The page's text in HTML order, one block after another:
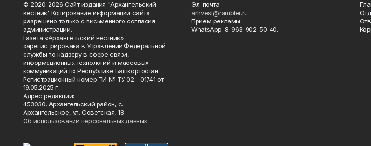
© 2020-2026 Сайт издания "Архангельский
вестник" Копирование информации сайта
разрешено только с письменного согласия
администрации.
Газета «Архангельский вестник»
зарегистрирована в Управлении Федеральной
службы по надзору в сфере связи,
информационных технологий и массовых
коммуникаций по Республике Башкортостан.
Регистрационный номер ПИ № ТУ 02 - 01741 от
19.05.2025 г.
Адрес редакции:
453030, Архангельский район, с.
Архангельское, ул. Советская, 18
Об использовании персональных данных
Эл. почта
arhvest@rambler.ru
Прием рекламы:
WhatsApp 8-963-902-50-40.